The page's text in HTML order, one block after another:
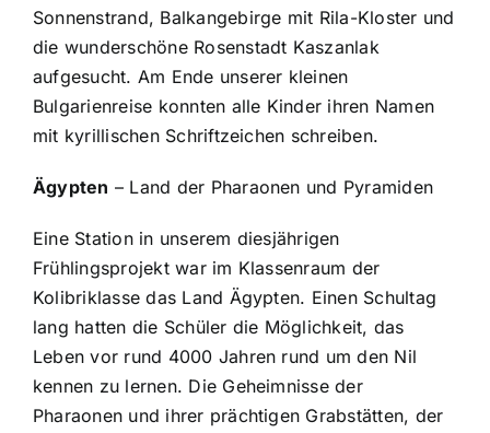
Sonnenstrand, Balkangebirge mit Rila-Kloster und
die wunderschöne Rosenstadt Kaszanlak
aufgesucht. Am Ende unserer kleinen
Bulgarienreise konnten alle Kinder ihren Namen
mit kyrillischen Schriftzeichen schreiben.
Ägypten – Land der Pharaonen und Pyramiden
Eine Station in unserem diesjährigen
Frühlingsprojekt war im Klassenraum der
Kolibriklasse das Land Ägypten. Einen Schultag
lang hatten die Schüler die Möglichkeit, das
Leben vor rund 4000 Jahren rund um den Nil
kennen zu lernen. Die Geheimnisse der
Pharaonen und ihrer prächtigen Grabstätten, der